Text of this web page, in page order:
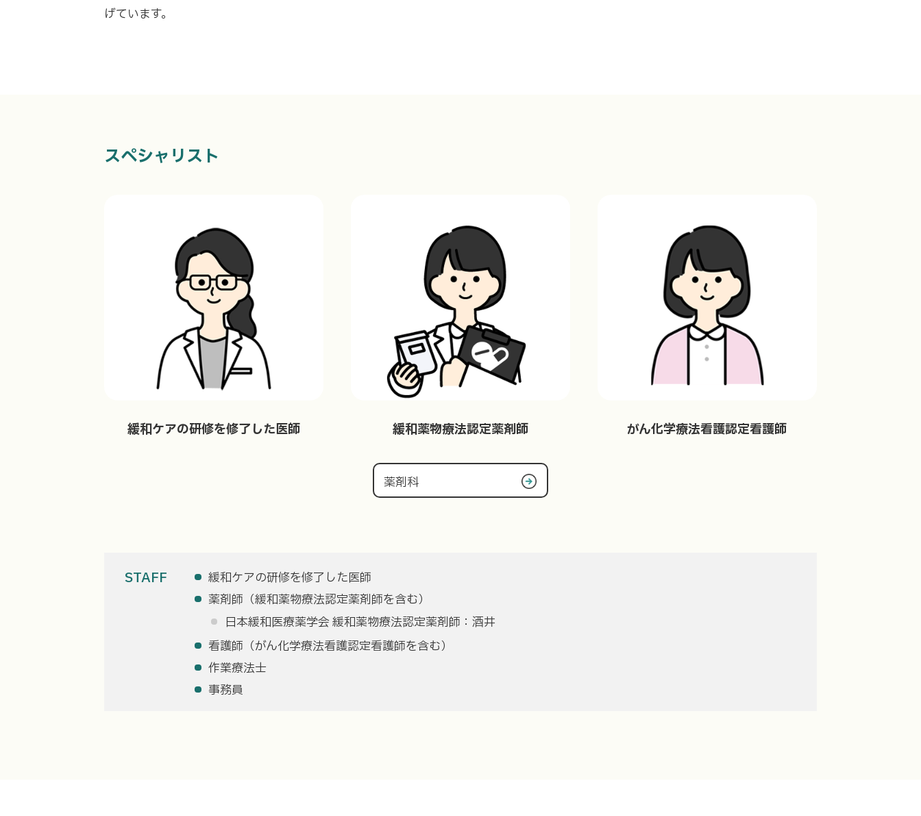
げています。
スペシャリスト
緩和ケアの研修を修了した医師 緩和薬物療法認定薬剤師
薬剤科
がん化学療法看護認定看護師
STAFF
緩和ケアの研修を修了した医師
薬剤師（緩和薬物療法認定薬剤師を含む）
日本緩和医療薬学会 緩和薬物療法認定薬剤師：酒井
看護師（がん化学療法看護認定看護師を含む）
作業療法士
事務員